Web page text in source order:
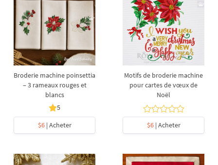
Broderie machine poinsettia
– 3 rameaux rouges et
blancs
5
$6| Acheter
Motifs de broderie machine
pour cartes de vœux de
Noël
$6| Acheter